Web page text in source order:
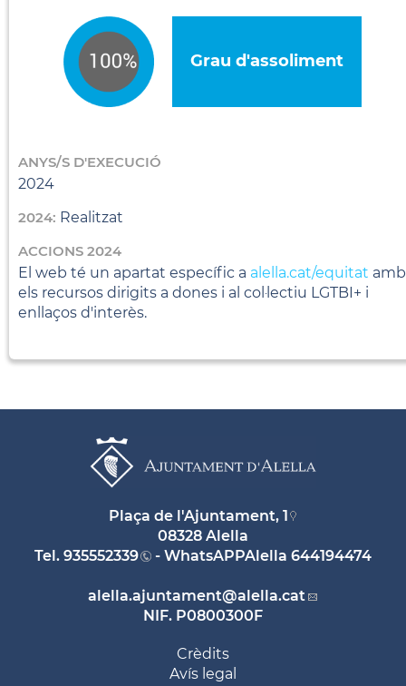
Grau d'assoliment
ANYS/S D'EXECUCIÓ
2024
2024: Realitzat
ACCIONS 2024
El web té un apartat específic a alella.cat/equitat amb
els recursos dirigits a dones i al col·lectiu LGTBI+ i
enllaços d'interès.
Plaça de l'Ajuntament, 1
08328 Alella
Tel. 935552339 - WhatsAPPAlella 644194474
alella.ajuntament@alella.cat
NIF. P0800300F
Crèdits
Avís legal